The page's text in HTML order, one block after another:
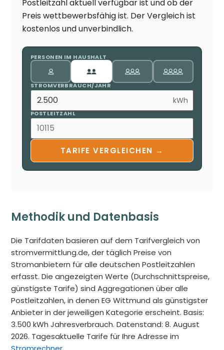
Postleitzahl aktuell verfügbar ist und ob der
Preis wettbewerbsfähig ist. Der Vergleich ist
kostenlos und unverbindlich.
PERSONEN IM HAUSHALT
STROMVERBRAUCH/JAHR
kWh
POSTLEITZAHL
TARIFE VERGLEICHEN →
Methodik und Datenbasis
Die Tarifdaten basieren auf dem Tarifvergleich von
stromvermittlung.de, der täglich Preise von
Stromanbietern für alle deutschen Postleitzahlen
erfasst. Die angezeigten Werte (Durchschnittspreise,
günstigste Tarife) sind Aggregationen über alle
Postleitzahlen, in denen EG Wittmund als günstigster
Anbieter in der jeweiligen Kategorie erscheint. Basis:
3.500 kWh Jahresverbrauch. Datenstand: 8. August
2026. Tagesaktuelle Tarife für Ihre Adresse im